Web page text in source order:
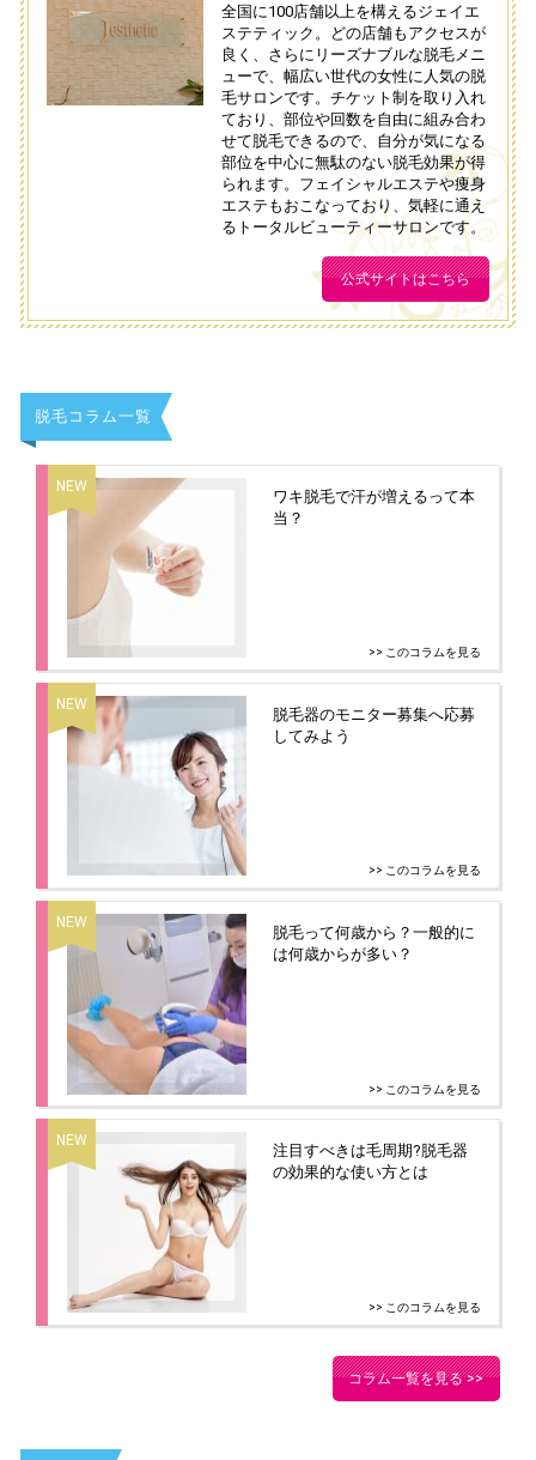
全国に100店舗以上を構えるジェイエ
ステティック。どの店舗もアクセスが
良く、さらにリーズナブルな脱毛メニ
ューで、幅広い世代の女性に人気の脱
毛サロンです。チケット制を取り入れ
ており、部位や回数を自由に組み合わ
せて脱毛できるので、自分が気になる
部位を中心に無駄のない脱毛効果が得
られます。フェイシャルエステや痩身
エステもおこなっており、気軽に通え
るトータルビューティーサロンです。
公式サイトはこちら
脱毛コラム一覧
ワキ脱毛で汗が増えるって本
当？
>> このコラムを見る
脱毛器のモニター募集へ応募
してみよう
>> このコラムを見る
脱毛って何歳から？一般的に
は何歳からが多い？
>> このコラムを見る
注目すべきは毛周期?脱毛器
の効果的な使い方とは
>> このコラムを見る
コラム一覧を見る >>